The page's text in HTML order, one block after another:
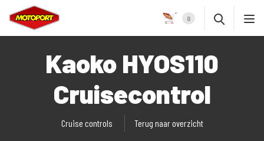
0
Kaoko HYOS110
Cruisecontrol
Cruise controls Terug naar overzicht